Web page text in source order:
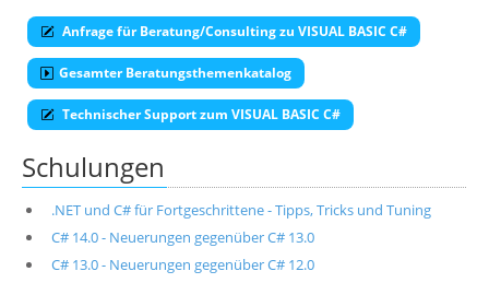
Anfrage für Beratung/Consulting zu VISUAL BASIC C#
Gesamter Beratungsthemenkatalog
Technischer Support zum VISUAL BASIC C#
Schulungen
.NET und C# für Fortgeschrittene - Tipps, Tricks und Tuning
C# 14.0 - Neuerungen gegenüber C# 13.0
C# 13.0 - Neuerungen gegenüber C# 12.0